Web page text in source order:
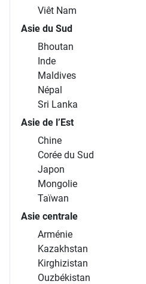
Viêt Nam
Asie du Sud
Bhoutan
Inde
Maldives
Népal
Sri Lanka
Asie de l’Est
Chine
Corée du Sud
Japon
Mongolie
Taïwan
Asie centrale
Arménie
Kazakhstan
Kirghizistan
Ouzbékistan